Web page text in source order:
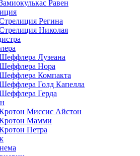
Равен
Регина
Николая
Лузеана
Нора
Компакта
Голд Капелла
Герда
Миссис Айстон
Мамми
Петра